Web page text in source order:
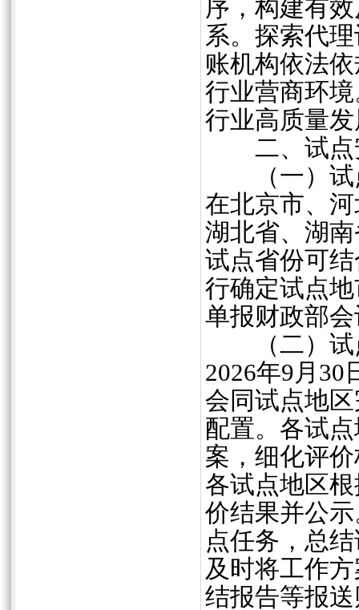
序，构建有
系。探索代
账机构依法
行业营商环
行业高质量
二、试点
（一）试点
在北京市、
湖北省、湖
试点省份可
行确定试点
单报财政部
（二）试
2026年9月30
会同试点地
配置。各试
案，细化评
各试点地区
价结果并公
点任务，总
及时将工作
结报告等报